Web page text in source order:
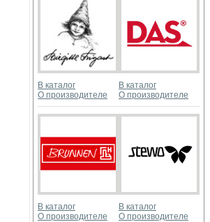
В каталог
О производителе
В каталог
О производителе
В каталог
О производителе
В каталог
О производителе